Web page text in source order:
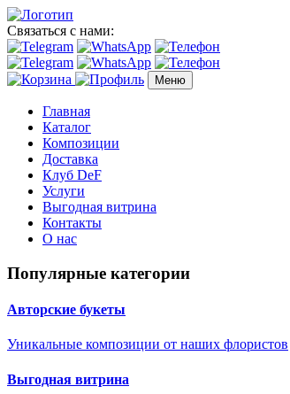
Связаться с нами:
Меню
Главная
Каталог
Композиции
Доставка
Клуб DeF
Услуги
Выгодная витрина
Контакты
О нас
Популярные категории
Авторские букеты
Уникальные композиции от наших флористов
Выгодная витрина